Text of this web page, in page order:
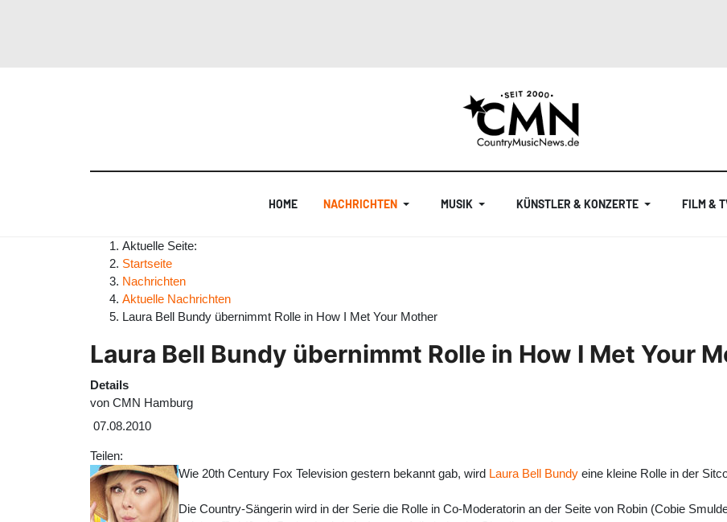
HOME NACHRICHTEN MUSIK KÜNSTLER & KONZERTE FILM &
Aktuelle Seite:
Startseite
Nachrichten
Aktuelle Nachrichten
Laura Bell Bundy übernimmt Rolle in How I Met Your Mother
Laura Bell Bundy übernimmt Rolle in How I Met Your
Details
von CMN Hamburg
07.08.2010
Teilen:
Wie 20th Century Fox Television gestern bekannt gab, wird Laura Bell Bundy eine kleine Rolle in der
Die Country-Sängerin wird in der Serie die Rolle in Co-Moderatorin an der Seite von Robin (Cobie